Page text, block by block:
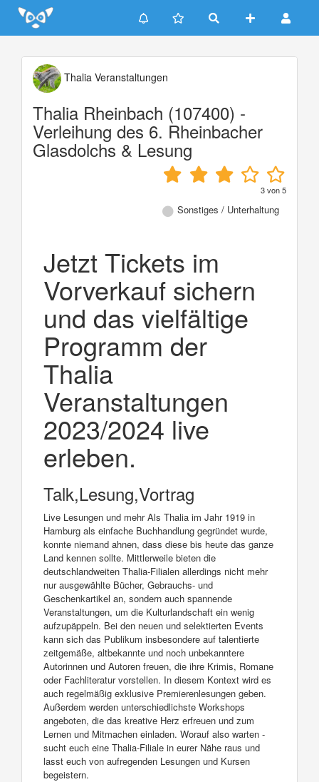
Update cookies preferences
Thalia Veranstaltungen
Thalia Rheinbach (107400) -
Verleihung des 6. Rheinbacher
Glasdolchs & Lesung
3von5
Sonstiges / Unterhaltung
Jetzt Tickets im
Vorverkauf sichern
und das vielfältige
Programm der
Thalia
Veranstaltungen
2023/2024 live
erleben.
Talk,Lesung,Vortrag
Live Lesungen und mehr Als Thalia im Jahr 1919 in
Hamburg als einfache Buchhandlung gegründet wurde,
konnte niemand ahnen, dass diese bis heute das ganze
Land kennen sollte. Mittlerweile bieten die
deutschlandweiten Thalia-Filialen allerdings nicht mehr
nur ausgewählte Bücher, Gebrauchs- und
Geschenkartikel an, sondern auch spannende
Veranstaltungen, um die Kulturlandschaft ein wenig
aufzupäppeln. Bei den neuen und selektierten Events
kann sich das Publikum insbesondere auf talentierte
zeitgemäße, altbekannte und noch unbekanntere
Autorinnen und Autoren freuen, die ihre Krimis, Romane
oder Fachliteratur vorstellen. In diesem Kontext wird es
auch regelmäßig exklusive Premierenlesungen geben.
Außerdem werden unterschiedlichste Workshops
angeboten, die das kreative Herz erfreuen und zum
Lernen und Mitmachen einladen. Worauf also warten -
sucht euch eine Thalia-Filiale in eurer Nähe raus und
lasst euch von aufregenden Lesungen und Kursen
begeistern.